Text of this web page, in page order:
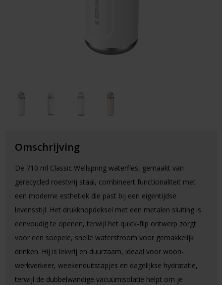
Omschrijving
De 710 ml Classic Wellspring waterfles, gemaakt van
gerecycled roestvrij staal, combineert functionaliteit met
een moderne esthetiek die past bij een eigentijdse
levensstijl. Het drukknopdeksel met een metalen sluiting is
eenvoudig te openen, terwijl het quick-flip ontwerp zorgt
voor een soepele, snelle waterstroom voor gemakkelijk
drinken. Hij is lekvrij en duurzaam, ideaal voor woon-
werkverkeer, weekenduitstapjes en dagelijkse hydratatie,
terwijl de dubbelwandige vacuümisolatie helpt om je